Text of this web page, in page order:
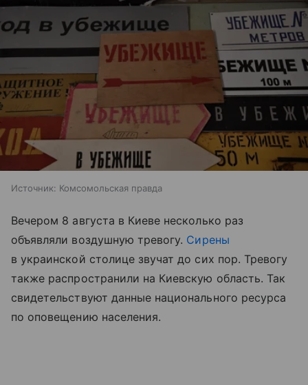
Источник: Комсомольская правда
Вечером 8 августа в Киеве несколько раз
объявляли воздушную тревогу. Сирены
в украинской столице звучат до сих пор. Тревогу
также распространили на Киевскую область. Так
свидетельствуют данные национального ресурса
по оповещению населения.